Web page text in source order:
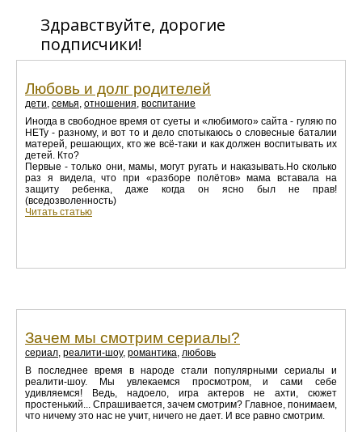
Здравствуйте, дорогие
подписчики!
Любовь и долг родителей
дети, семья, отношения, воспитание
Иногда в свободное время от суеты и «любимого» сайта - гуляю по
НЕТу - разному, и вот то и дело спотыкаюсь о словесные баталии
матерей, решающих, кто же всё-таки и как должен воспитывать их
детей. Кто?
Первые - только они, мамы, могут ругать и наказывать.Но сколько
раз я видела, что при «разборе полётов» мама вставала на
защиту ребенка, даже когда он ясно был не прав!
(вседозволенность)
Читать статью
Зачем мы смотрим сериалы?
сериал, реалити-шоу, романтика, любовь
В последнее время в народе стали популярными сериалы и
реалити-шоу. Мы увлекаемся просмотром, и сами себе
удивляемся! Ведь, надоело, игра актеров не ахти, сюжет
простенький... Спрашивается, зачем смотрим? Главное, понимаем,
что ничему это нас не учит, ничего не дает. И все равно смотрим.